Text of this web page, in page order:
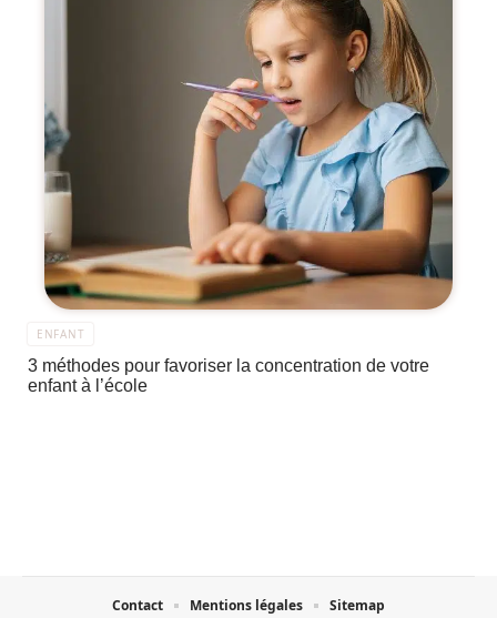
ENFANT
3 méthodes pour favoriser la concentration de votre
enfant à l’école
Contact Mentions légales Sitemap